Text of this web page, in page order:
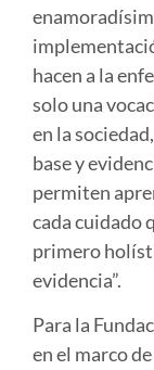
hacen a la
solo una
en la
base y
permiten
cada cuidado
primero
evidencia”.
Para la
en el marco